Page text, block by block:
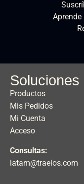
Soluciones
Productos
Mis Pedidos
Mi Cuenta
Acceso
Consultas:
latam@traelos.com